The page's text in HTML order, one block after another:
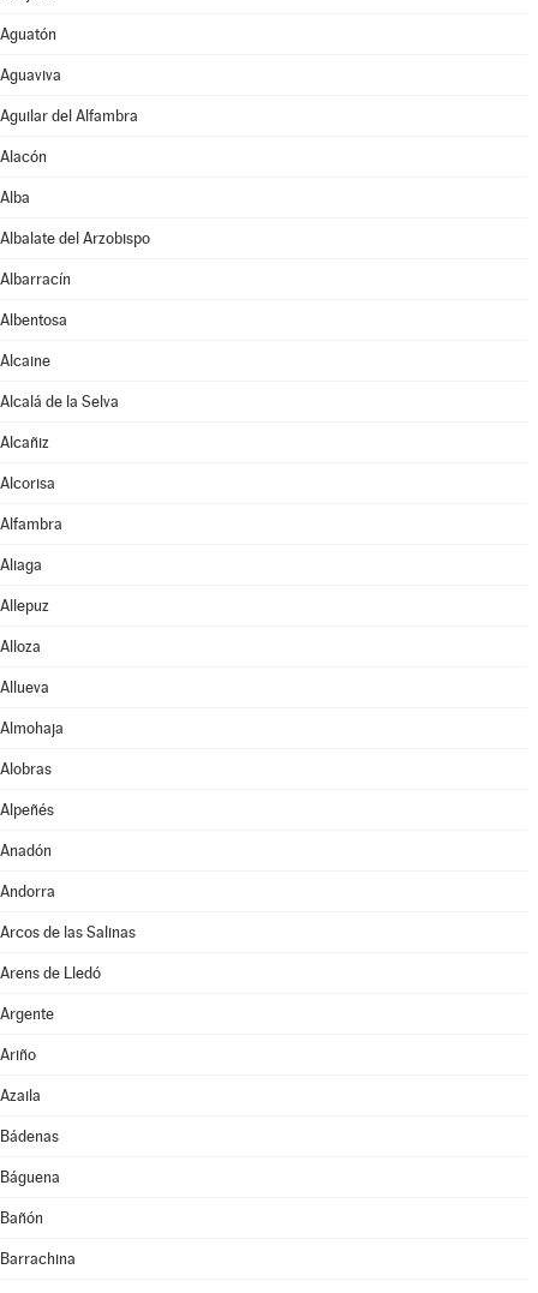
Aguatón
Aguaviva
Aguilar del Alfambra
Alacón
Alba
Albalate del Arzobispo
Albarracín
Albentosa
Alcaine
Alcalá de la Selva
Alcañiz
Alcorisa
Alfambra
Aliaga
Allepuz
Alloza
Allueva
Almohaja
Alobras
Alpeñés
Anadón
Andorra
Arcos de las Salinas
Arens de Lledó
Argente
Ariño
Azaila
Bádenas
Báguena
Bañón
Barrachina